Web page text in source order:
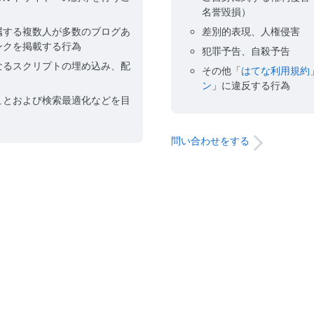
る複数人が多数のブログあ
を掲載する行為
スクリプトの埋め込み、配
および検索最適化などを目
名誉毀損）
差別的表現、人権侵害
犯罪予告、自殺予告
その他「はてな利用規約
ン 」に違反する行為
問い合わせをする